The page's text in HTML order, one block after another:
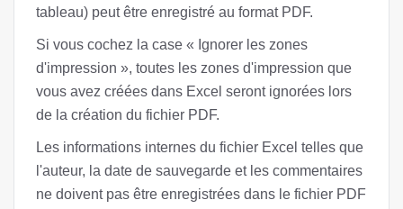
tableau) peut être enregistré au format PDF.
Si vous cochez la case « Ignorer les zones
d'impression », toutes les zones d'impression que
vous avez créées dans Excel seront ignorées lors
de la création du fichier PDF.
Les informations internes du fichier Excel telles que
l'auteur, la date de sauvegarde et les commentaires
ne doivent pas être enregistrées dans le fichier PDF